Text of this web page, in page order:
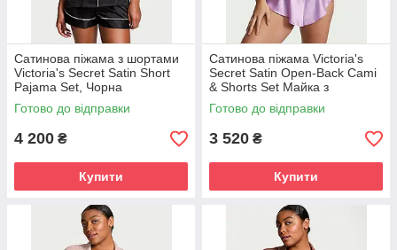
Сатинова піжама з шортами
Victoria's Secret Satin Short
Pajama Set, Чорна
Готово до відправки
4 200 ₴
Купити
Сатинова піжама Victoria's
Secret Satin Open-Back Cami
& Shorts Set Майка з
шортами, Бузкова XS
Готово до відправки
3 520 ₴
Купити